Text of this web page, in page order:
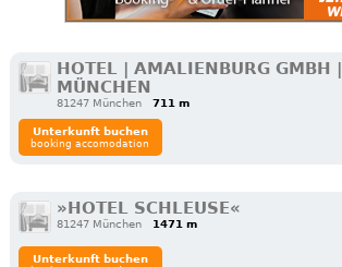
HOTEL | AMALIENBURG GMBH |
MÜNCHEN
81247 München 711 m
Unterkunft buchen
booking accomodation
»HOTEL SCHLEUSE«
81247 München 1471 m
Unterkunft buchen